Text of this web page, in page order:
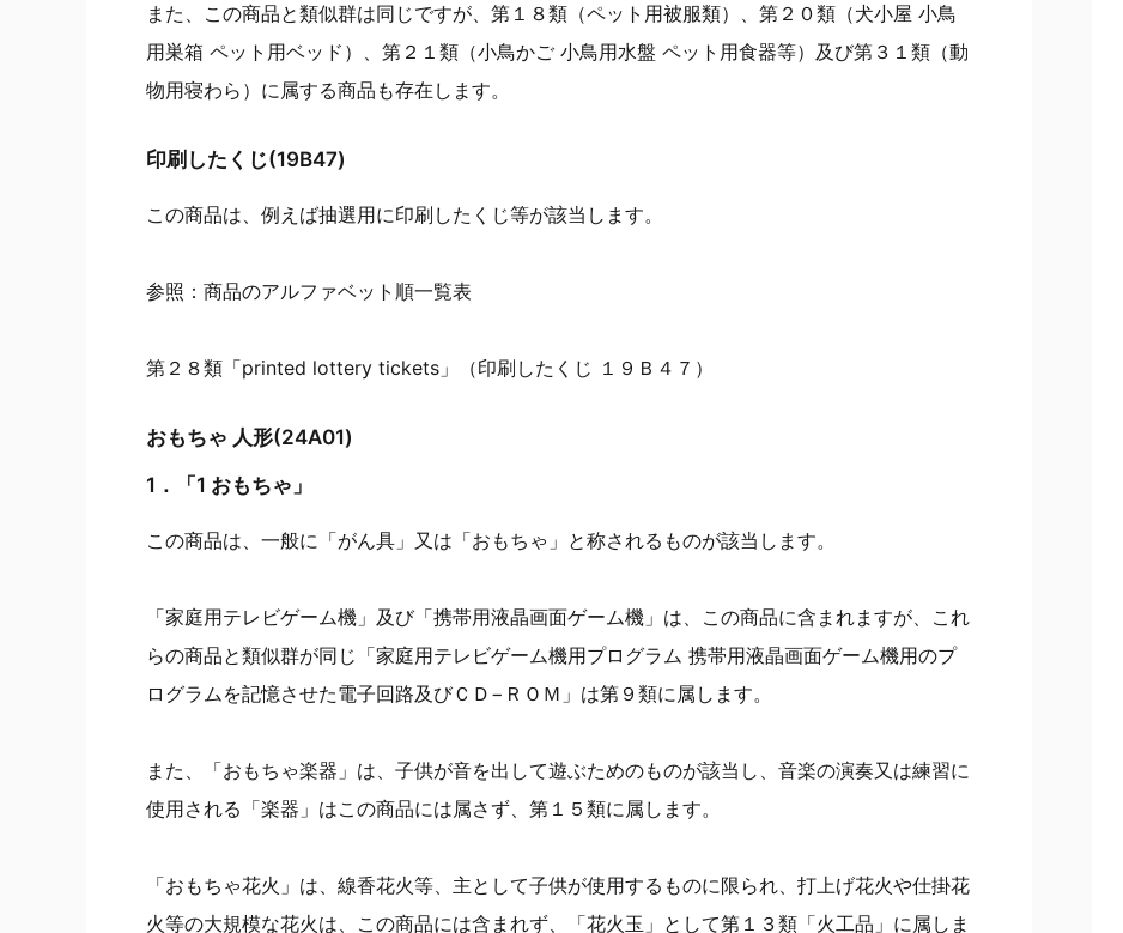
また、この商品と類似群は同じですが、第１８類（ペット用被服類）、第２０類（犬小屋 小鳥
用巣箱 ペット用ベッド）、第２１類（小鳥かご 小鳥用水盤 ペット用食器等）及び第３１類（動
物用寝わら）に属する商品も存在します。
印刷したくじ(19B47)
この商品は、例えば抽選用に印刷したくじ等が該当します。
参照：商品のアルファベット順一覧表
第２８類「printed lottery tickets」（印刷したくじ １９Ｂ４７）
おもちゃ 人形(24A01)
1．「1 おもちゃ」
この商品は、一般に「がん具」又は「おもちゃ」と称されるものが該当します。
「家庭用テレビゲーム機」及び「携帯用液晶画面ゲーム機」は、この商品に含まれますが、これ
らの商品と類似群が同じ「家庭用テレビゲーム機用プログラム 携帯用液晶画面ゲーム機用のプ
ログラムを記憶させた電子回路及びＣＤ−ＲＯＭ」は第９類に属します。
また、「おもちゃ楽器」は、子供が音を出して遊ぶためのものが該当し、音楽の演奏又は練習に
使用される「楽器」はこの商品には属さず、第１５類に属します。
「おもちゃ花火」は、線香花火等、主として子供が使用するものに限られ、打上げ花火や仕掛花
火等の大規模な花火は、この商品には含まれず、「花火玉」として第１３類「火工品」に属しま